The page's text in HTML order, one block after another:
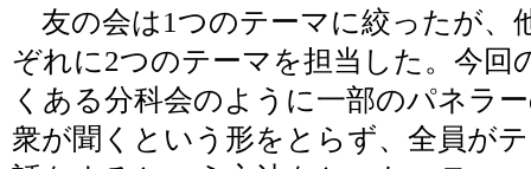
友の会は1つのテーマに絞ったが、
ぞれに2つのテーマを担当した。今回
くある分科会のように一部のパネラ
衆が聞くという形をとらず、全員が